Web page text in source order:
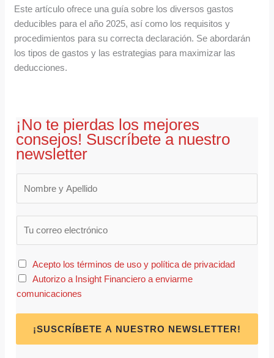
Este artículo ofrece una guía sobre los diversos gastos
deducibles para el año 2025, así como los requisitos y
procedimientos para su correcta declaración. Se abordarán
los tipos de gastos y las estrategias para maximizar las
deducciones.
¡No te pierdas los mejores
consejos! Suscríbete a nuestro
newsletter
*
Acepto los términos de uso y política de privacidad
Autorizo a Insight Financiero a enviarme
comunicaciones
¡SUSCRÍBETE A NUESTRO NEWSLETTER!